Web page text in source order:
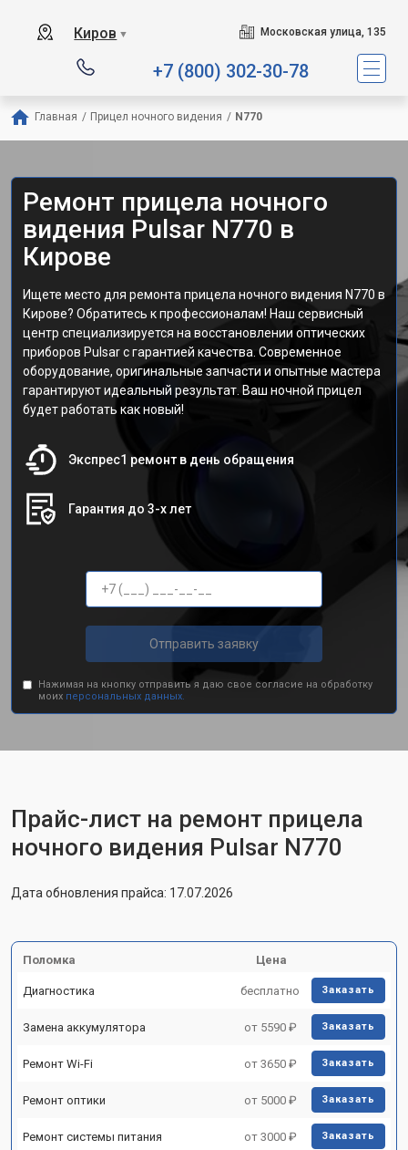
Киров ▼ Московская улица, 135
+7 (800) 302-30-78
Главная / Прицел ночного видения / N770
Ремонт прицела ночного
видения Pulsar N770 в
Кирове
Ищете место для ремонта прицела ночного видения N770 в
Кирове? Обратитесь к профессионалам! Наш сервисный
центр специализируется на восстановлении оптических
приборов Pulsar с гарантией качества. Современное
оборудование, оригинальные запчасти и опытные мастера
гарантируют идеальный результат. Ваш ночной прицел
будет работать как новый!
Экспрес1 ремонт в день обращения
Гарантия до 3-х лет
Отправить заявку
Нажимая на кнопку отправить я даю свое согласие на обработку
моих персональных данных.
Прайс-лист на ремонт прицела
ночного видения Pulsar N770
Дата обновления прайса: 17.07.2026
Поломка Цена
Диагностика бесплатно Заказать
Замена аккумулятора от 5590 ₽ Заказать
Ремонт Wi-Fi от 3650 ₽ Заказать
Ремонт оптики от 5000 ₽ Заказать
Ремонт системы питания от 3000 ₽ Заказать